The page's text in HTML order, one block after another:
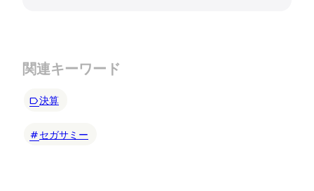
関連キーワード
決算
セガサミー